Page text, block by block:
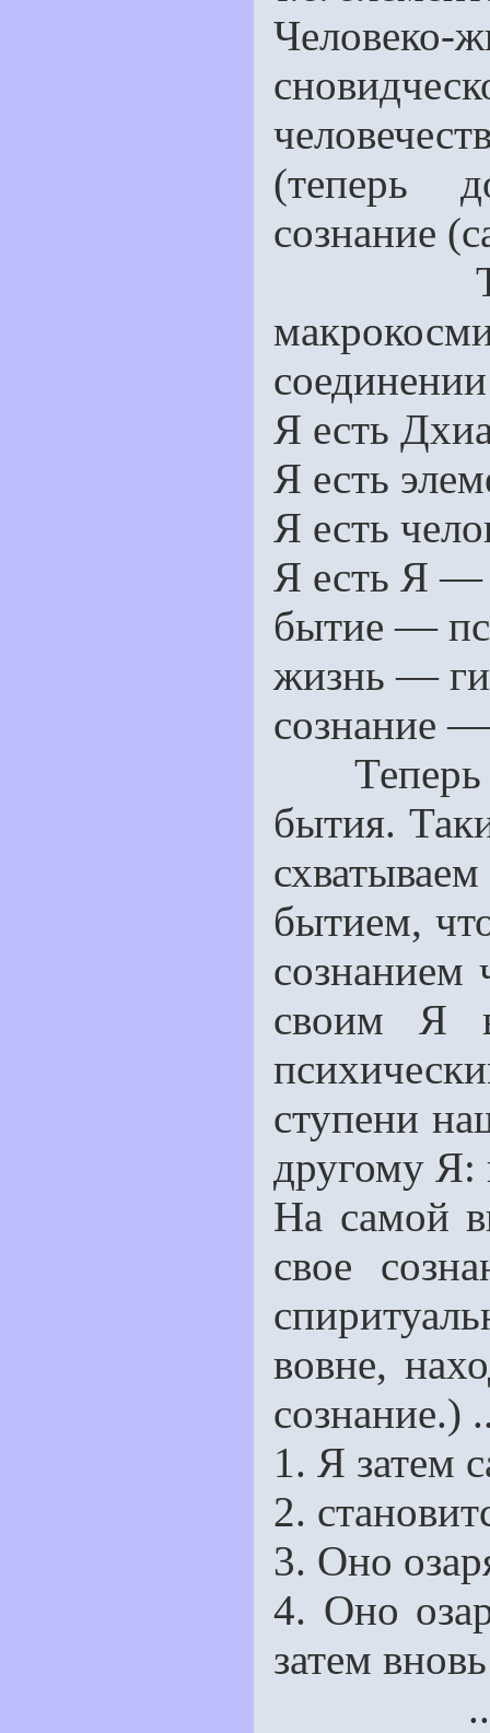
(теперь
сознание
Так
Я есть
Я есть
Я есть
Я есть Я —
бытие —
жизнь —
сознание
Теперь
бытия.
бытием,
сознанием
своим Я
ступени
другому Я:
На самой
свое
вовне,
сознание.)
1. Я затем
2.
3. Оно
4. Оно
затем
...В Я